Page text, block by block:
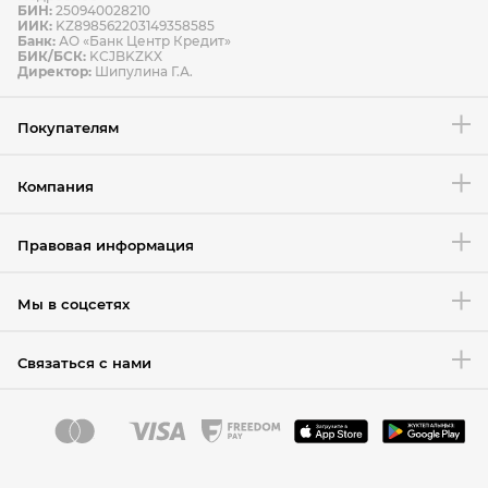
Условия возврата товара
БИН: 250940028210
ИИК: KZ898562203149358585
Банк: АО «Банк Центр Кредит»
БИК/БСК: KCJBKZKX
Директор: Шипулина Г.А.
Покупателям
Компания
Правовая информация
Мы в соцсетях
Связаться с нами